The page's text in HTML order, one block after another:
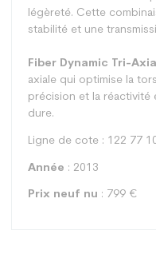
légèreté. Cette
stabilité et une
Fiber Dynamic Tri-
axiale qui optimise la
précision et la réactivité
dure.
Ligne de cote : 122 77
Année : 2013
Prix neuf nu : 799 €